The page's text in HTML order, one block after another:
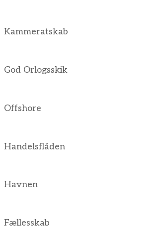
Kammeratskab
God Orlogsskik
Offshore
Handelsflåden
Havnen
Fællesskab